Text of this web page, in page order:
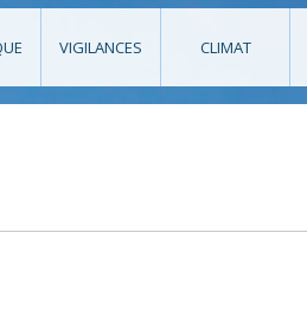
VIGILANCES CLIMAT